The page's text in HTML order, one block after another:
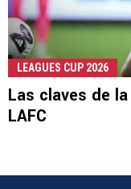
LEAGUES CUP 2026
Las claves de
LAFC